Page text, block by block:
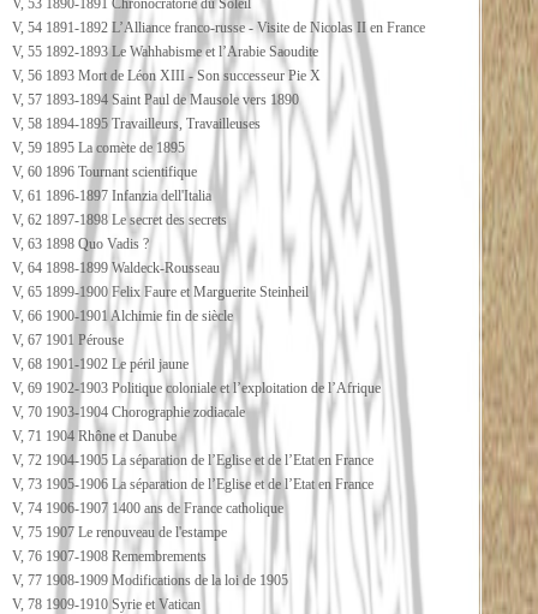
V, 53 1890-1891 Chronocratorie du Soleil
V, 54 1891-1892 L’Alliance franco-russe - Visite de Nicolas II en France
V, 55 1892-1893 Le Wahhabisme et l’Arabie Saoudite
V, 56 1893 Mort de Léon XIII - Son successeur Pie X
V, 57 1893-1894 Saint Paul de Mausole vers 1890
V, 58 1894-1895 Travailleurs, Travailleuses
V, 59 1895 La comète de 1895
V, 60 1896 Tournant scientifique
V, 61 1896-1897 Infanzia dell'Italia
V, 62 1897-1898 Le secret des secrets
V, 63 1898 Quo Vadis ?
V, 64 1898-1899 Waldeck-Rousseau
V, 65 1899-1900 Felix Faure et Marguerite Steinheil
V, 66 1900-1901 Alchimie fin de siècle
V, 67 1901 Pérouse
V, 68 1901-1902 Le péril jaune
V, 69 1902-1903 Politique coloniale et l’exploitation de l’Afrique
V, 70 1903-1904 Chorographie zodiacale
V, 71 1904 Rhône et Danube
V, 72 1904-1905 La séparation de l’Eglise et de l’Etat en France
V, 73 1905-1906 La séparation de l’Eglise et de l’Etat en France
V, 74 1906-1907 1400 ans de France catholique
V, 75 1907 Le renouveau de l'estampe
V, 76 1907-1908 Remembrements
V, 77 1908-1909 Modifications de la loi de 1905
V, 78 1909-1910 Syrie et Vatican